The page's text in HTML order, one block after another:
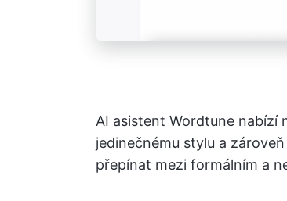
AI asistent Wordtune nabízí
jedinečnému stylu a
přepínat mezi formálním a